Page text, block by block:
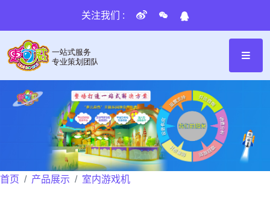
关注我们 :
首页 产品展示 室内游戏机